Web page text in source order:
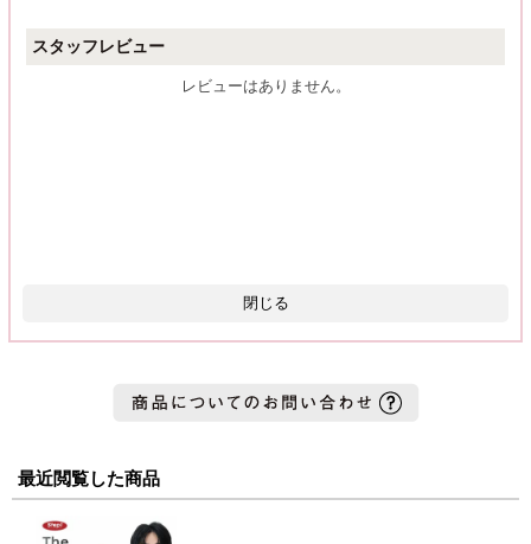
スタッフレビュー
レビューはありません。
閉じる
最近閲覧した商品